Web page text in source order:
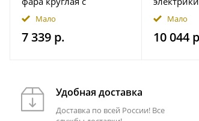
широким световым
потоком мощность
2500 лм на магнитном
Мало
7 339 р.
7-pin JAC
блоком 7.1
Мало
10 044
Удобная доставка
Доставка по всей России! Все